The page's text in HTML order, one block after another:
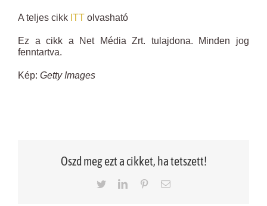
A teljes cikk ITT olvasható
Ez a cikk a Net Média Zrt. tulajdona. Minden jog
fenntartva.
Kép: Getty Images
Oszd meg ezt a cikket, ha tetszett!
TwitterLinkedInPinterestEmail